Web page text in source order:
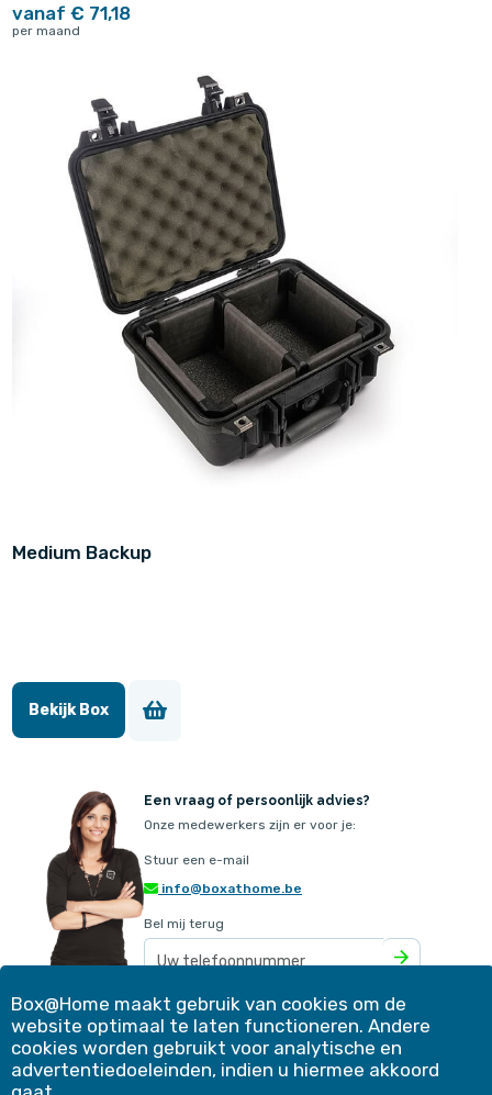
vanaf € 71,18
per maand
Medium Backup
Bekijk Box
Een vraag of persoonlijk advies?
Onze medewerkers zijn er voor je:
Stuur een e-mail
info@boxathome.be
Bel mij terug
Ons aanbod
Werkwijze
Simulatie
Voordelen
Contact
Klantervaringen
Blog
Box@Home maakt gebruik van cookies om de
website optimaal te laten functioneren. Andere
cookies worden gebruikt voor analytische en
advertentiedoeleinden, indien u hiermee akkoord